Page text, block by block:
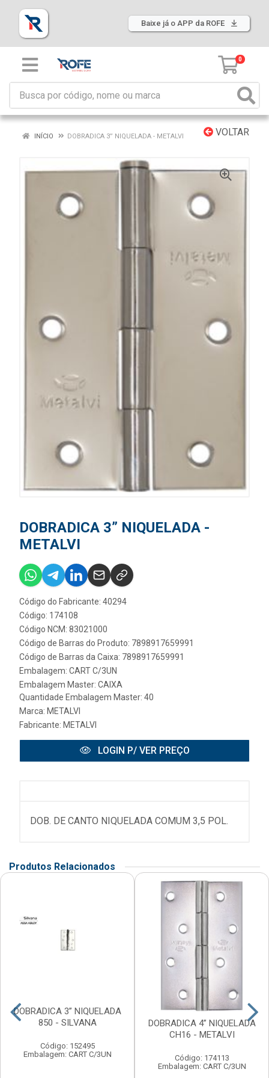
Baixe já o APP da ROFE
0
VOLTAR
INÍCIO DOBRADICA 3” NIQUELADA - METALVI
DOBRADICA 3” NIQUELADA -
METALVI
Código do Fabricante: 40294
Código: 174108
Código NCM: 83021000
Código de Barras do Produto: 7898917659991
Código de Barras da Caixa: 7898917659991
Embalagem: CART C/3UN
Embalagem Master: CAIXA
Quantidade Embalagem Master: 40
Marca: METALVI
Fabricante: METALVI
LOGIN P/ VER PREÇO
DOB. DE CANTO NIQUELADA COMUM 3,5 POL.
Produtos Relacionados
DOBRADICA 3” NIQUELADA
850 - SILVANA
Código: 152495
Embalagem: CART C/3UN
DOBRADICA 4” NIQUELADA
CH16 - METALVI
Código: 174113
Embalagem: CART C/3UN